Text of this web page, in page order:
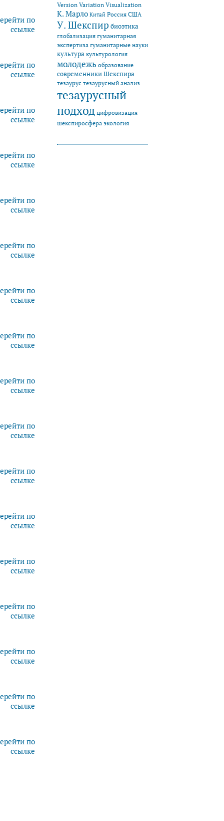
Version Variation Visualization
К. Марло Китай Россия США
У. Шекспир биоэтика
глобализациягуманитарная
экспертиза гуманитарные науки
культура культурология
молодежь образование
современники Шекспира
тезаурус тезаурусный анализ
тезаурусный
подход цифровизация
шекспиросфера экология
по
ссылке
по
ссылке
по
ссылке
по
ссылке
по
ссылке
по
ссылке
по
ссылке
по
ссылке
по
ссылке
по
ссылке
по
ссылке
по
ссылке
по
ссылке
по
ссылке
по
ссылке
по
ссылке
по
ссылке